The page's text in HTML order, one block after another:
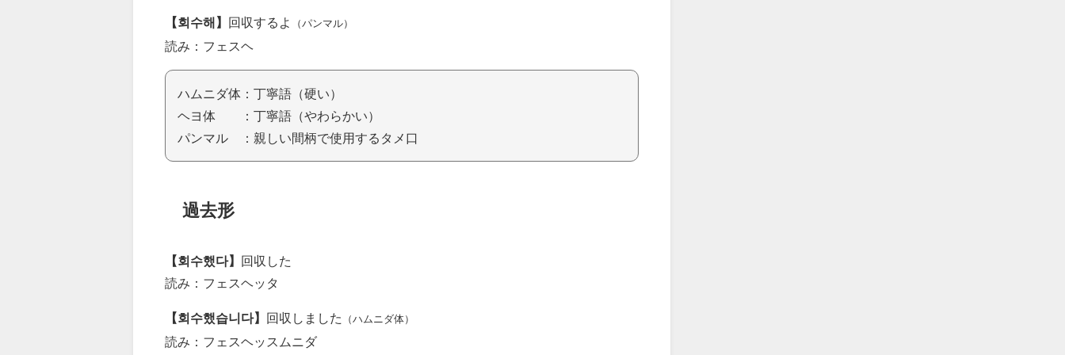
【회수해】 回収するよ （パンマル）
読み：フェスヘ
ハムニダ体：丁寧語（硬い）
ヘヨ体 ：丁寧語（やわらかい）
パンマル ：親しい間柄で使用するタメ口
過去形
【회수했다】
回収した
読み：フェスヘッタ
【회수했습니다】 回収しました （ハムニダ体）
読み：フェスヘッスムニダ